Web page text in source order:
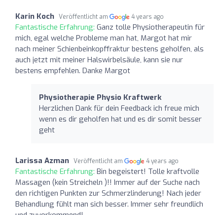
Karin Koch Veröffentlicht am 4 years ago
Fantastische Erfahrung: Ganz tolle Physiotherapeutin für
mich, egal welche Probleme man hat, Margot hat mir
nach meiner Schienbeinkopffraktur bestens geholfen, als
auch jetzt mit meiner Halswirbelsäule, kann sie nur
bestens empfehlen. Danke Margot
Physiotherapie Physio Kraftwerk
Herzlichen Dank für dein Feedback ich freue mich
wenn es dir geholfen hat und es dir somit besser
geht
Larissa Azman Veröffentlicht am 4 years ago
Fantastische Erfahrung: Bin begeistert! Tolle kraftvolle
Massagen (kein Streicheln )!! Immer auf der Suche nach
den richtigen Punkten zur Schmerzlinderung! Nach jeder
Behandlung fühlt man sich besser. Immer sehr freundlich